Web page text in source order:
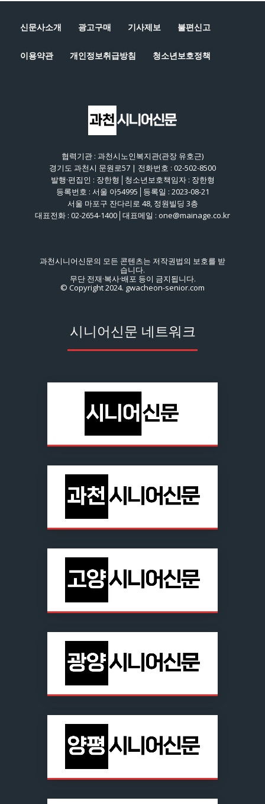
신문사소개 광고구매 기사제보 불편신고
이용약관 개인정보취급방침 청소년보호정책
협력기관 : 과천시노인복지관(관장 유호근)
경기도 과천시 문원로57 | 전화번호 : 02-502-8500
발행·편집인 : 장한형│청소년보호책임자 : 장한형
등록번호 : 서울 아54995│등록일 : 2023-08-21
서울 마포구 잔다리로 48, 정원빌딩 3층
대표전화 : 02-2654-1400│대표메일 : one@mainage.co.kr
과천시니어신문의 모든 콘텐츠는 저작권법의 보호를 받
습니다.
무단 전재·복사·배포 등이 금지됩니다.
© Copyright 2024. gwacheon-senior.com
시니어신문 네트워크